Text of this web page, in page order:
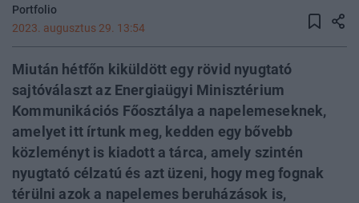
Portfolio
2023. augusztus 29. 13:54
Miután hétfőn kiküldött egy rövid nyugtató
sajtóválaszt az Energiaügyi Minisztérium
Kommunikációs Főosztálya a napelemeseknek,
amelyet itt írtunk meg, kedden egy bővebb
közleményt is kiadott a tárca, amely szintén
nyugtató célzatú és azt üzeni, hogy meg fognak
térülni azok a napelemes beruházások is,